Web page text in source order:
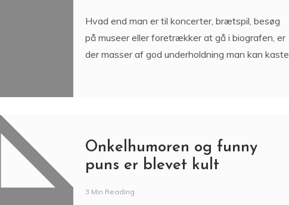
Hvad end man er til koncerter, brætspil, besøg
på museer eller foretrækker at gå i biografen, er
der masser af god underholdning man kan kaste
Onkelhumoren og funny
puns er blevet kult
3 Min Reading